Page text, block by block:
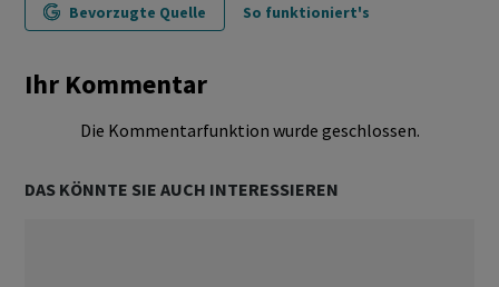
Bevorzugte Quelle So funktioniert's
Ihr Kommentar
Die Kommentarfunktion wurde geschlossen.
DAS KÖNNTE SIE AUCH INTERESSIEREN